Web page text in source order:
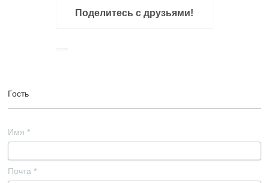
Поделитесь с друзьями!
Гость
Имя *
Почта *